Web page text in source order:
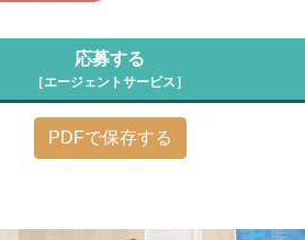
応募する
［エージェントサービス］
PDFで保存する